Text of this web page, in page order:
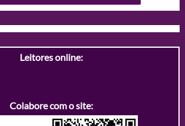
Leitores online:
Colabore com o site: